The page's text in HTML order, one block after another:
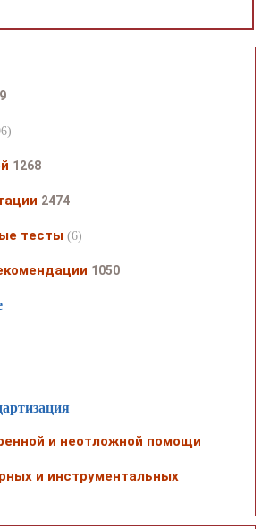
1268
2474
тесты (6)
1050
и неотложной помощи
и инструментальных